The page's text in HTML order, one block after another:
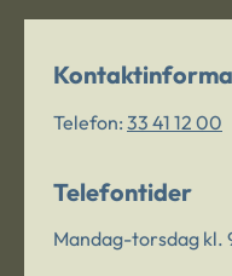
Telefon: 33 41 12 00
Telefontider
Mandag-torsdag kl.